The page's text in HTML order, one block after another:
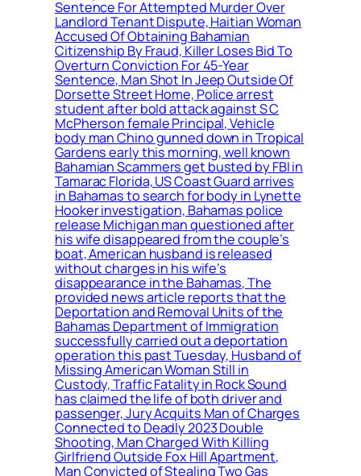
Sentence For Attempted Murder Over
Landlord Tenant Dispute, Haitian Woman
Accused Of Obtaining Bahamian
Citizenship By Fraud, Killer Loses Bid To
Overturn Conviction For 45-Year
Sentence, Man Shot In Jeep Outside Of
Dorsette Street Home, Police arrest
student after bold attack against S C
McPherson female Principal, Vehicle
body man Chino gunned down in Tropical
Gardens early this morning, well known
Bahamian Scammers get busted by FBI in
Tamarac Florida, US Coast Guard arrives
in Bahamas to search for body in Lynette
Hooker investigation, Bahamas police
release Michigan man questioned after
his wife disappeared from the couple’s
boat, American husband is released
without charges in his wife’s
disappearance in the Bahamas, The
provided news article reports that the
Deportation and Removal Units of the
Bahamas Department of Immigration
successfully carried out a deportation
operation this past Tuesday, Husband of
Missing American Woman Still in
Custody, Traffic Fatality in Rock Sound
has claimed the life of both driver and
passenger, Jury Acquits Man of Charges
Connected to Deadly 2023 Double
Shooting, Man Charged With Killing
Girlfriend Outside Fox Hill Apartment,
Man Convicted of Stealing Two Gas